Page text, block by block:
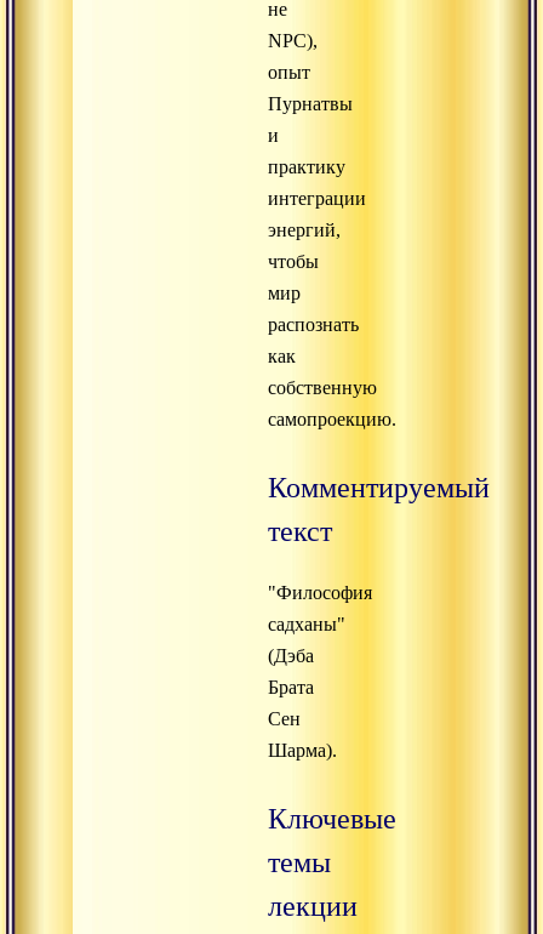
не
NPC),
опыт
Пурнатвы
и
практику
интеграции
энергий,
чтобы
мир
распознать
как
собственную
самопроекцию.
Комментируемый
текст
"Философия
садханы"
(Дэба
Брата
Сен
Шарма).
Ключевые
темы
лекции